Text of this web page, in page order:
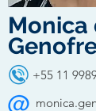
Monica
+55 11